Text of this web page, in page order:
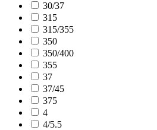
30/37
315
315/355
350
350/400
355
37
37/45
375
4
4/5.5